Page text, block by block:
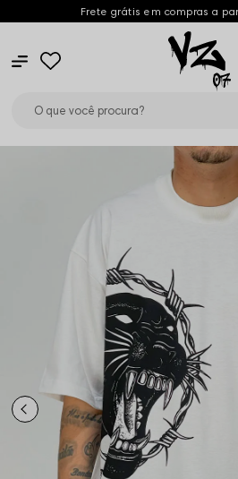
Frete grátis em compras a